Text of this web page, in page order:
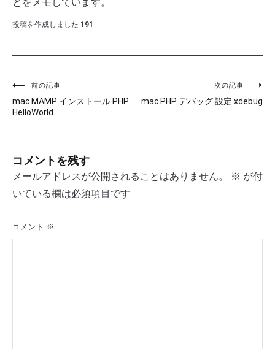
投稿を作成しました 191
投
稿
ビ
ゲ
ー
シ
前の記事
mac MAMP インストール PHP
HelloWorld
次の記事
mac PHP デバッグ 設定 xdebug
コメントを残す
メールアドレスが公開されることはありません。 ※ が付
いている欄は必須項目です
コメント ※